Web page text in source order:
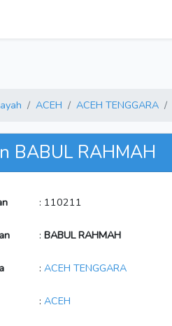
ACEH ACEH TENGGARA
BABUL RAHMAH
: 110211
: BABUL RAHMAH
: ACEH TENGGARA
: ACEH